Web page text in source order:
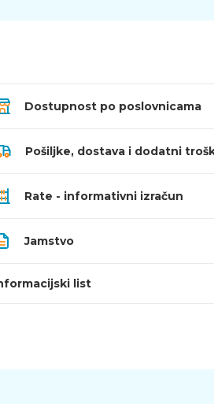
Dostupnost po poslovnicama
Pošiljke, dostava i dodatni
Rate - informativni izračun
Jamstvo
list